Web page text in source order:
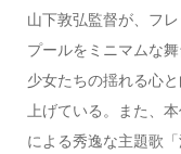
山下敦弘監督が、フ
プールをミニマムな
少女たちの揺れる心
上げている。また、
による秀逸な主題歌